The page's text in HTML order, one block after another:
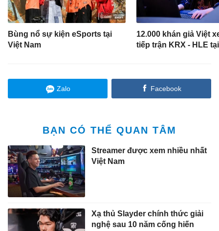
Bùng nổ sự kiện eSports tại
Việt Nam
12.000 khán giả Việt
tiếp trận KRX - HLE
Zalo Facebook
BẠN CÓ THỂ QUAN TÂM
Streamer được xem nhiều nhất
Việt Nam
Xạ thủ Slayder chính thức giải
nghệ sau 10 năm cống hiến